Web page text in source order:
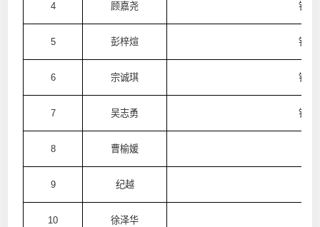
4 顾嘉尧 铁姆
5 彭梓煊 铁姆
6 宗诚琪 铁姆
7 吴志勇 铁姆
8 曹榆媛
9 纪越
10 徐泽华